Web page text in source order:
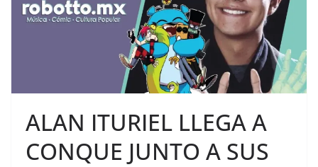
ALAN ITURIEL LLEGA A
CONQUE JUNTO A SUS